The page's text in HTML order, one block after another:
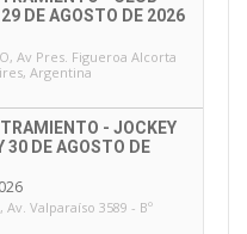
DE AGOSTO DE 2026
, Av Pres. Figueroa Alcorta
Argentina
- JOCKEY
30 DE AGOSTO DE
, Av. Valparaíso 3589 - Bº